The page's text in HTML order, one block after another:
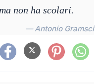
non ha scolari.
— Antonio Gramsci